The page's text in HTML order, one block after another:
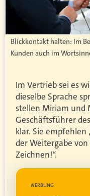
Blickkontakt halten: Im
Kunden auch im
Im Vertrieb sei es
dieselbe Sprache
stellen Miriam und
Geschäftsführer
klar. Sie
der Weitergabe
Zeichnen!“.